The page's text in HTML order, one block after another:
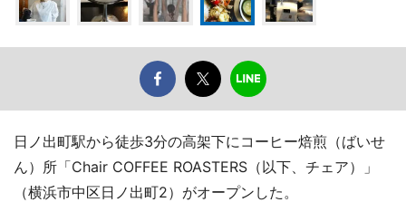
日ノ出町駅から徒歩3分の高架下にコーヒー焙煎（ばいせ
ん）所「Chair COFFEE ROASTERS（以下、チェア）」
（横浜市中区日ノ出町2）がオープンした。